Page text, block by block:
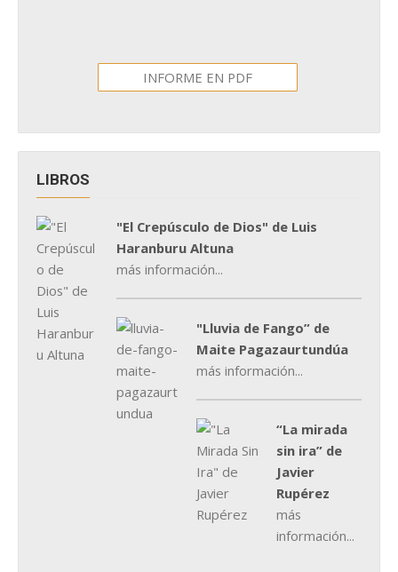
INFORME EN PDF
LIBROS
"El Crepúsculo de Dios" de Luis
Haranburu Altuna
más información...
"Lluvia de Fango” de
Maite Pagazaurtundúa
más información...
“La mirada
sin ira” de
Javier
Rupérez
más
información...